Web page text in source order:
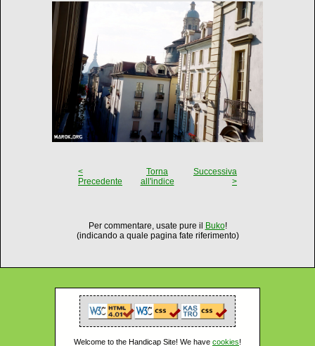
<
Precedente
Torna
all'indice
Successiva
>
Per commentare, usate pure il Buko!
(indicando a quale pagina fate riferimento)
Welcome to the Handicap Site! We have cookies!